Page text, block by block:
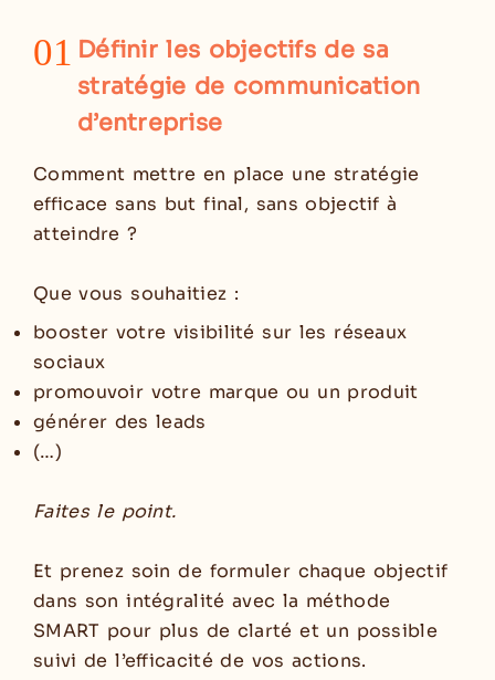
01 Définir les objectifs de sa
stratégie de communication
d’entreprise
Comment mettre en place une stratégie
efficace sans but final, sans objectif à
atteindre ?
Que vous souhaitiez :
booster votre visibilité sur les réseaux
sociaux
promouvoir votre marque ou un produit
générer des leads
(…)
Faites le point.
Et prenez soin de formuler chaque objectif
dans son intégralité avec la méthode
SMART pour plus de clarté et un possible
suivi de l’efficacité de vos actions.